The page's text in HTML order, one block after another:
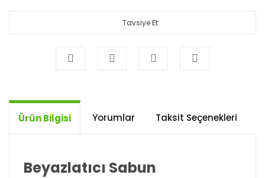
Tavsiye Et
Ürün Bilgisi Yorumlar Taksit Seçenekleri
Beyazlatıcı Sabun